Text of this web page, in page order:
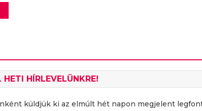
HÍRLEVELÜNKRE!
küldjük ki az elmúlt hét napon megjelent